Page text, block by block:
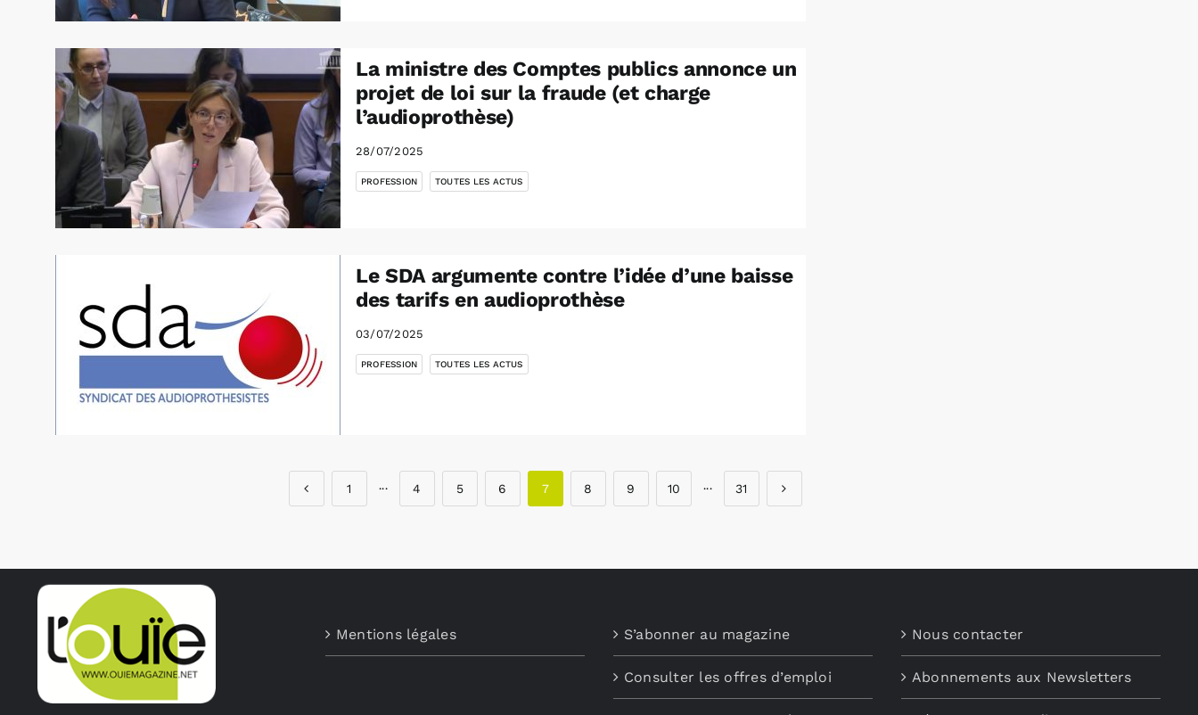
La ministre des Comptes publics annonce un
projet de loi sur la fraude (et charge
l’audioprothèse)
28/07/2025
PROFESSION TOUTES LES ACTUS
Le SDA argumente contre l’idée d’une baisse
des tarifs en audioprothèse
03/07/2025
PROFESSION TOUTES LES ACTUS
1 ··· 4 5 6 7 8 9 10 ··· 31
Mentions légales S’abonner au magazine
Consulter les offres d’emploi
Nous contacter
Abonnements aux Newsletters